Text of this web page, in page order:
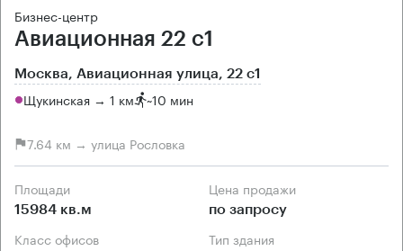
Бизнес-центр
Авиационная 22 с1
Москва, Авиационная улица, 22 с1
Щукинская → 1 км ~10 мин
7.64 км → улица Рословка
Площади
15984 кв.м
Цена продажи
по запросу
Класс офисов Тип здания